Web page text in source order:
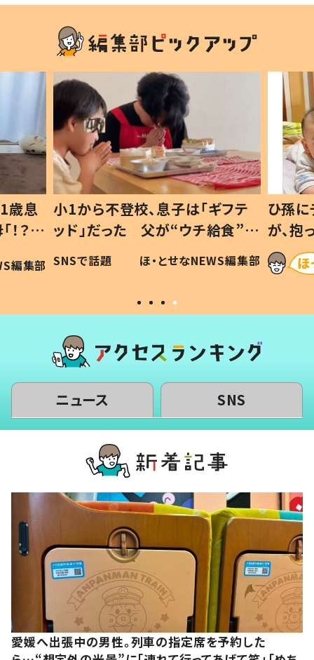
歳息
？」
編集部
小1から不登校、息子は「ギフテ
ッド」だった 父が“ウチ給食”を
作り続ける理由とは #令和の親
#令和の子
SNSで話題 ほ・とせなNEWS編集部
ひ孫
が、
「涙が
い」
ニュース SNS
愛媛へ出張中の男性。列車の指定席を予約した